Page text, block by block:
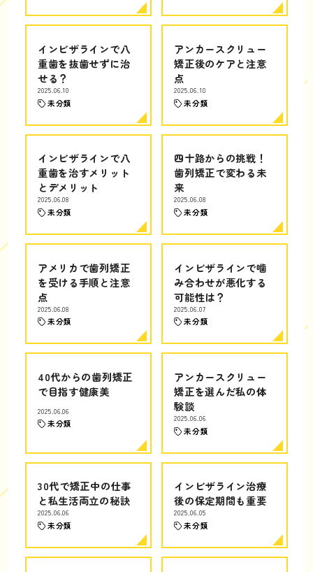
インビザラインで八
重歯を抜歯せずに治
せる？
2025.06.10
未分類
アンカースクリュー
矯正後のケアと注意
点
2025.06.10
未分類
インビザラインで八
重歯を治すメリット
とデメリット
2025.06.08
未分類
四十路からの挑戦！
歯列矯正で変わる未
来
2025.06.08
未分類
アメリカで歯列矯正
を受ける手順と注意
点
2025.06.08
未分類
インビザラインで噛
み合わせが悪化する
可能性は？
2025.06.07
未分類
40代からの歯列矯正
で目指す健康美
2025.06.06
未分類
アンカースクリュー
矯正を選んだ私の体
験談
2025.06.06
未分類
30代で矯正中の仕事
と私生活両立の秘訣
2025.06.06
未分類
インビザライン治療
後の保定期間も重要
2025.06.05
未分類